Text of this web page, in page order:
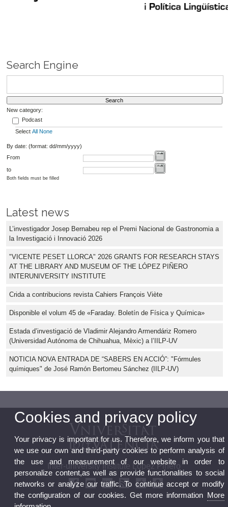
Search Engine
New category:
Podcast
Select All None
By date: (format: dd/mm/yyyy)
From
to
Both fields must be filled
Latest news
L’investigador Josep Bernabeu rep el Premi Nacional de Gastronomia a
la Investigació i Innovació 2026
"VICENTE PESET LLORCA" 2026 GRANTS FOR RESEARCH STAYS
AT THE LIBRARY AND MUSEUM OF THE LÓPEZ PIÑERO
INTERUNIVERSITY INSTITUTE
Crida a contribucions revista Cahiers François Viète
Disponible el volum 45 de «Faraday. Boletín de Física y Química»
Estada d’investigació de Vladimir Alejandro Armendáriz Romero
(Universidad Autónoma de Chihuahua, Mèxic) a l’IILP-UV
NOTICIA NOVA ENTRADA DE “SABERS EN ACCIÓ”: "Fórmules
químiques" de José Ramón Bertomeu Sánchez (IILP-UV)
Inter-university Institute López Piñero
Cookies and privacy policy
Your privacy is important for us. Therefore, we inform you that
we use our own and third-party cookies to perform analysis of
the use and measurement of our website in order to
personalize content,as well as provide functionalities to social
networks or analyze our traffic. To continue accept or modify
the configuration of our cookies. Get more information More